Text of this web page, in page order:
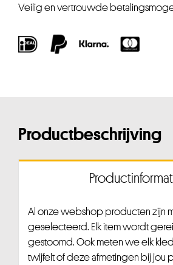
Veilig en vertrouwde
Productbeschrijving
Al onze webshop producten zijn
geselecteerd. Elk item wordt
gestoomd. Ook meten we elk
twijfelt of deze afmetingen bij jou